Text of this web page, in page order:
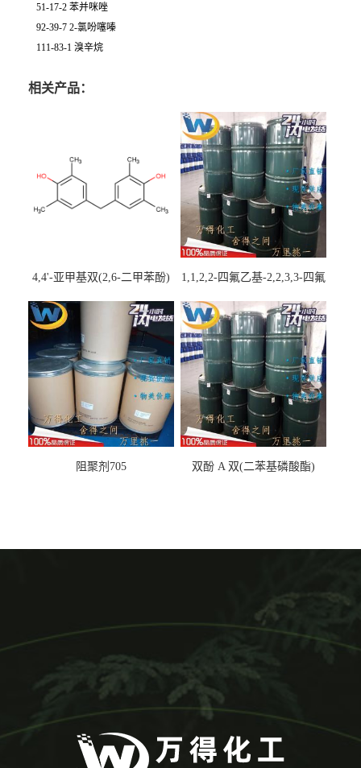
51-17-2 苯并咪唑
92-39-7 2-氯吩噻嗪
111-83-1 溴辛烷
相关产品：
4,4'-亚甲基双(2,6-二甲苯酚)
1,1,2,2-四氟乙基-2,2,3,3-四氟
阻聚剂705 双酚 A 双(二苯基磷酸酯)